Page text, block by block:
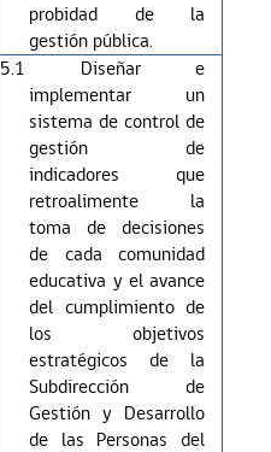
probidad de la
gestión pública.
5.1 Diseñar e
implementar un
sistema de control de
gestión de
indicadores que
retroalimente la
toma de decisiones
de cada comunidad
educativa y el avance
del cumplimiento de
los objetivos
estratégicos de la
Subdirección de
Gestión y Desarrollo
de las Personas del